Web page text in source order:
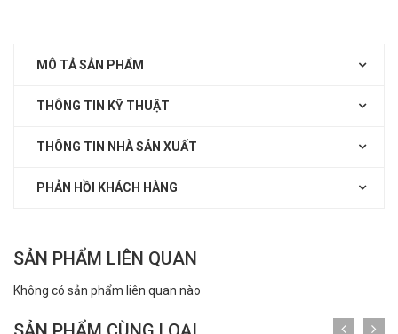
MÔ TẢ SẢN PHẨM
THÔNG TIN KỸ THUẬT
THÔNG TIN NHÀ SẢN XUẤT
PHẢN HỒI KHÁCH HÀNG
SẢN PHẨM LIÊN QUAN
Không có sản phẩm liên quan nào